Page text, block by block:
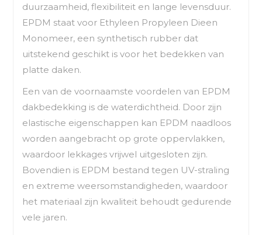
duurzaamheid, flexibiliteit en lange levensduur.
EPDM staat voor Ethyleen Propyleen Dieen
Monomeer, een synthetisch rubber dat
uitstekend geschikt is voor het bedekken van
platte daken.
Een van de voornaamste voordelen van EPDM
dakbedekking is de waterdichtheid. Door zijn
elastische eigenschappen kan EPDM naadloos
worden aangebracht op grote oppervlakken,
waardoor lekkages vrijwel uitgesloten zijn.
Bovendien is EPDM bestand tegen UV-straling
en extreme weersomstandigheden, waardoor
het materiaal zijn kwaliteit behoudt gedurende
vele jaren.